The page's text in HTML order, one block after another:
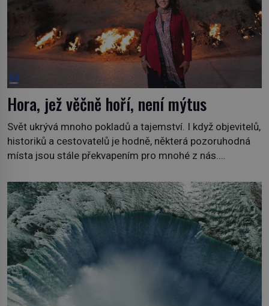
Hora, jež věčně hoří, není mýtus
Svět ukrývá mnoho pokladů a tajemství. I když objevitelů,
historiků a cestovatelů je hodně, některá pozoruhodná
místa jsou stále překvapením pro mnohé z nás.
Albánie či úchvatná atmosféra Kypru jsou jedny z míst,
která nám mají co nabídnout a vyprávět. Uznávaná
historička Bettany Hughes, se vydala prozkoumat
pozoruhodné úkazy, o kterých jste možná doposud
neslyšeli. Hora, […]